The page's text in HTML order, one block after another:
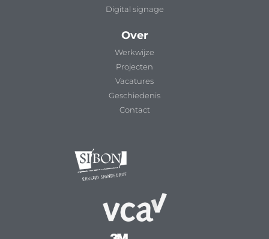
Digital signage
Over
Werkwijze
Projecten
Vacatures
Geschiedenis
Contact